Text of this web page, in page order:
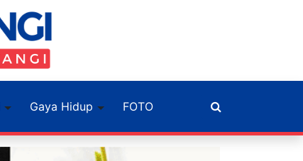
Gaya Hidup FOTO